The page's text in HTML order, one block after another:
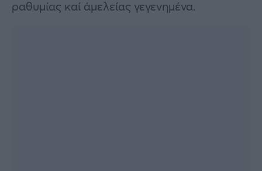
ραθυμίας καί ἀμελείας γεγενημένα.